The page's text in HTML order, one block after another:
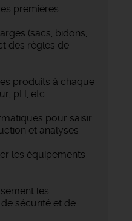
premières
(sacs, bidons,
des règles de
produits à chaque
pH, etc.
pour saisir
et analyses
les équipements
les
de sécurité et de